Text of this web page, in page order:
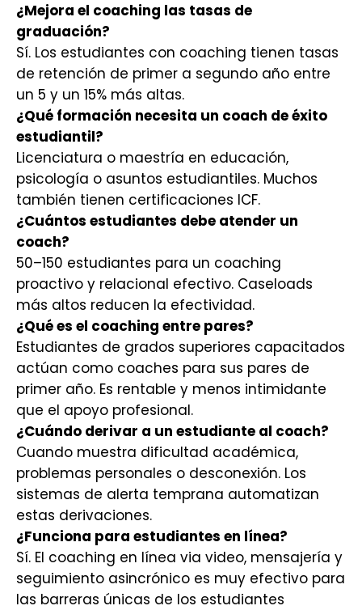
¿Mejora el coaching las tasas de
graduación?
Sí. Los estudiantes con coaching tienen tasas
de retención de primer a segundo año entre
un 5 y un 15% más altas.
¿Qué formación necesita un coach de éxito
estudiantil?
Licenciatura o maestría en educación,
psicología o asuntos estudiantiles. Muchos
también tienen certificaciones ICF.
¿Cuántos estudiantes debe atender un
coach?
50–150 estudiantes para un coaching
proactivo y relacional efectivo. Caseloads
más altos reducen la efectividad.
¿Qué es el coaching entre pares?
Estudiantes de grados superiores capacitados
actúan como coaches para sus pares de
primer año. Es rentable y menos intimidante
que el apoyo profesional.
¿Cuándo derivar a un estudiante al coach?
Cuando muestra dificultad académica,
problemas personales o desconexión. Los
sistemas de alerta temprana automatizan
estas derivaciones.
¿Funciona para estudiantes en línea?
Sí. El coaching en línea via video, mensajería y
seguimiento asincrónico es muy efectivo para
las barreras únicas de los estudiantes